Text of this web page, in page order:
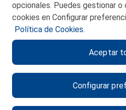
POLITICA DE
POLITICA DE
CANAL DE
opcionales. Puedes gestionar
cookies en Configurar
Política de Cookies.
Configurar
Aceptar